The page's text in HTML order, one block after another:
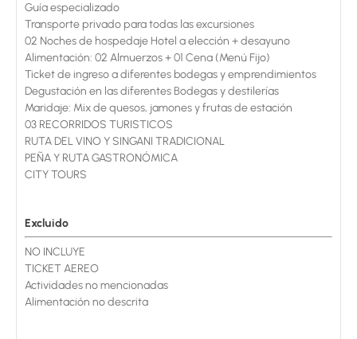
Guía especializado
Transporte privado para todas las excursiones
02 Noches de hospedaje Hotel a elección + desayuno
Alimentación: 02 Almuerzos + 01 Cena (Menú Fijo)
Ticket de ingreso a diferentes bodegas y emprendimientos
Degustación en las diferentes Bodegas y destilerías
Maridaje: Mix de quesos, jamones y frutas de estación
03 RECORRIDOS TURISTICOS
RUTA DEL VINO Y SINGANI TRADICIONAL
PEÑA Y RUTA GASTRONÓMICA
CITY TOURS
Excluido
NO INCLUYE
TICKET AEREO
Actividades no mencionadas
Alimentación no descrita